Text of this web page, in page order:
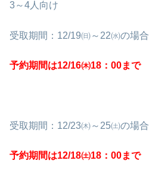
3～4人向け
受取期間：12/19㈰～22㈬の場合
予約期間は12/16㈭18：00まで
受取期間：12/23㈭～25㈯の場合
予約期間は12/18㈯18：00まで